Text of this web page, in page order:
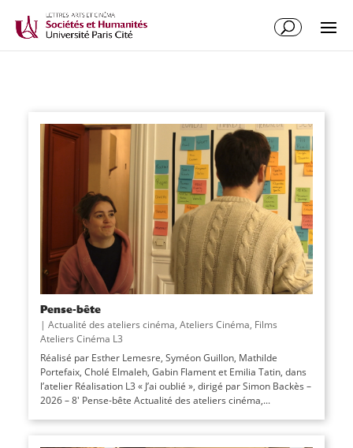
Pense-bête
| Actualité des ateliers cinéma, Ateliers Cinéma, Films
Ateliers Cinéma L3
Réalisé par Esther Lemesre, Syméon Guillon, Mathilde
Portefaix, Cholé Elmaleh, Gabin Flament et Emilia Tatin, dans
l’atelier Réalisation L3 « J’ai oublié », dirigé par Simon Backès –
2026 – 8′ Pense-bête Actualité des ateliers cinéma,...